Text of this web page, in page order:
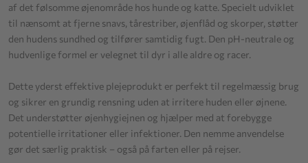
af det følsomme øjenområde hos hunde og katte. Specielt udviklet
til nænsomt at fjerne snavs, tårestriber, øjenflåd og skorper, støtter
den hudens sundhed og tilfører samtidig fugt. Den pH-neutrale og
hudvenlige formel er velegnet til dyr i alle aldre og racer.
Dette yderst effektive plejeprodukt er perfekt til regelmæssig brug
og sikrer en grundig rensning uden at irritere huden eller øjnene.
Det understøtter øjenhygiejnen og hjælper med at forebygge
potentielle irritationer eller infektioner. Den nemme anvendelse
gør det særlig praktisk – også på farten eller på rejser.